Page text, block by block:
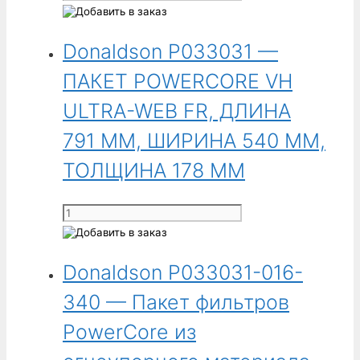
(7,56 дюйма),
177,8 мм
(7,00 дюймов).
Для
улавливателей
CPC
и
CPV.
товара
P032955-
340
-
Фильтрационный
пакет
из
антистатического
материала
Ultra-
Web
PowerCore,
длина
921,00 мм
ширина
Donaldson P033031 —
ПАКЕТ POWERCORE VH
ULTRA-WEB FR, ДЛИНА
791 ММ, ШИРИНА 540 ММ,
ТОЛЩИНА 178 ММ
Количество
товара
P033031
-
ПАКЕТ
POWERCORE
VH
Donaldson P033031-016-
340 — Пакет фильтров
PowerCore из